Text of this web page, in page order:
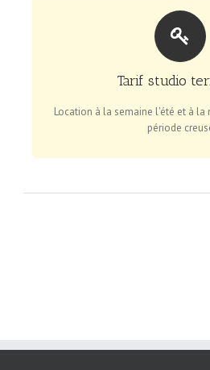
Tarif studio
Location à la semaine l'été et à la
période
TARIFS SUR SIMPLE
Demandez les tarifs pour une